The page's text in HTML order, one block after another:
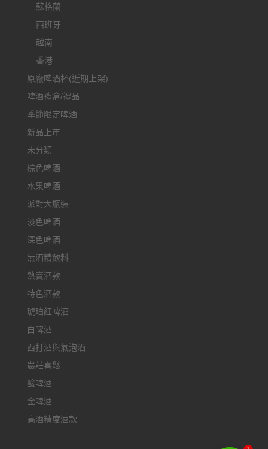
蘇格蘭
西班牙
越南
香港
原廠啤酒杯(近期上架)
啤酒禮盒/禮品
季節限定啤酒
新品上市
未分類
棕色啤酒
水果啤酒
派對大瓶裝
淡色啤酒
深色啤酒
無酒精飲料
熱賣酒款
特色酒款
琥珀紅啤酒
白啤酒
西打酒與氣泡酒
農莊喜鬆
酸啤酒
金啤酒
高酒精度酒款